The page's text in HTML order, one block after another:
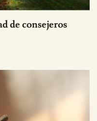
de consejeros